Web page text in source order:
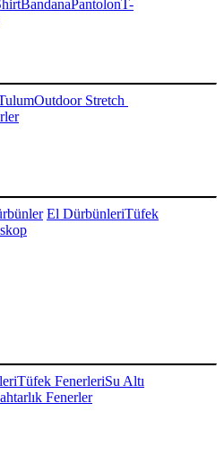
Bandana PantolonT-
Outdoor Stretch
El DürbünleriTüfek
Tüfek FenerleriSu Altı
Fenerler